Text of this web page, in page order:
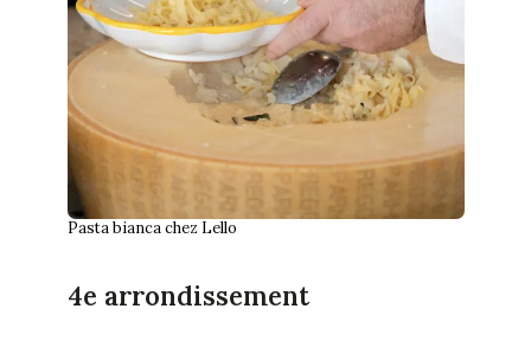
Pasta bianca chez Lello
4e arrondissement